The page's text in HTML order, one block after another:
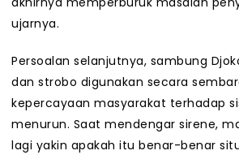
ujarnya.
Persoalan selanjutnya, sambung
dan strobo digunakan secara
kepercayaan masyarakat terhadap
menurun. Saat mendengar sirene,
lagi yakin apakah itu benar-benar